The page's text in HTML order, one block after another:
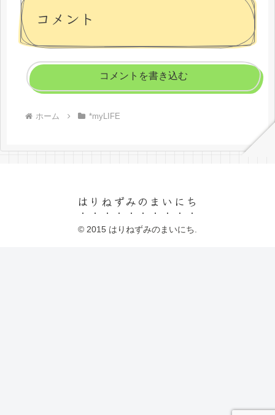
コメント
コメントを書き込む
ホーム *myLIFE
はりねずみのまいにち
© 2015 はりねずみのまいにち.